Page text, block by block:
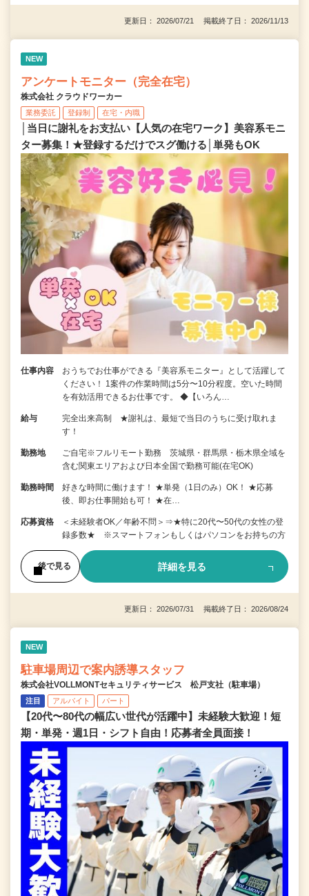
更新日： 2026/07/21 掲載終了日： 2026/11/13
NEW
アンケートモニター（完全在宅）
株式会社 クラウドワーカー
業務委託 登録制 在宅・内職
│当日に謝礼をお支払い【人気の在宅ワーク】美容系モニ
ター募集！★登録するだけでスグ働ける│単発もOK
仕事内容
おうちでお仕事ができる『美容系モニター』として活躍して
ください！ 1案件の作業時間は5分〜10分程度。空いた時間
を有効活用できるお仕事です。 ◆【いろん…
給与
完全出来高制 ★謝礼は、最短で当日のうちに受け取れま
す！
勤務地
ご自宅※フルリモート勤務 茨城県・群馬県・栃木県全域を
含む関東エリアおよび日本全国で勤務可能(在宅OK)
勤務時間
好きな時間に働けます！ ★単発（1日のみ）OK！ ★応募
後、即お仕事開始も可！ ★在…
応募資格
＜未経験者OK／年齢不問＞⇒★特に20代〜50代の女性の登
録多数★ ※スマートフォンもしくはパソコンをお持ちの方
後で見る 詳細を見る
更新日： 2026/07/31 掲載終了日： 2026/08/24
NEW
駐車場周辺で案内誘導スタッフ
株式会社VOLLMONTセキュリティサービス 松戸支社（駐車場）
注目 アルバイト パート
【20代〜80代の幅広い世代が活躍中】未経験大歓迎！短
期・単発・週1日・シフト自由！応募者全員面接！